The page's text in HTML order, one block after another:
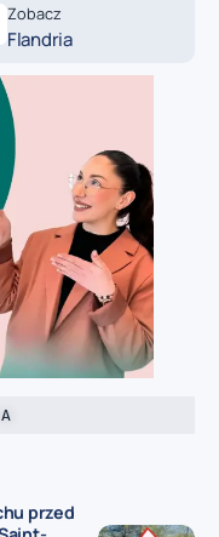
Zobacz
Flandria
przed